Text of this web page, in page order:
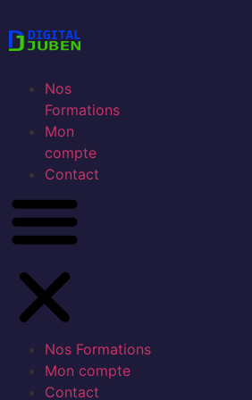
Nos
Formations
Mon
compte
Contact
Nos Formations
Mon compte
Contact